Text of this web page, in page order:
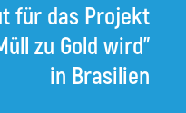
für das Projekt
zu Gold wird"
in Brasilien